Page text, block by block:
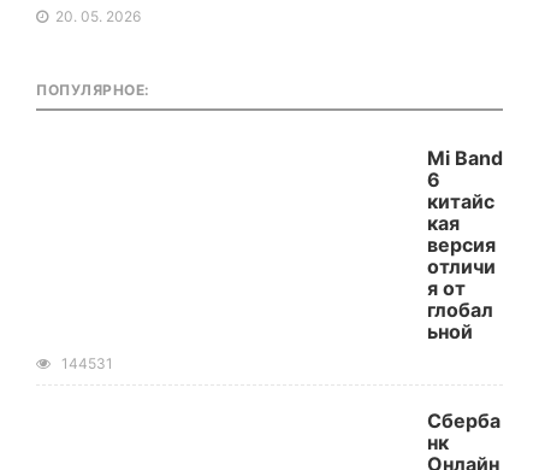
20. 05. 2026
ПОПУЛЯРНОЕ:
Mi Band
6
китайс
кая
версия
отличи
я от
глобал
ьной
144531
Сберба
нк
Онлайн